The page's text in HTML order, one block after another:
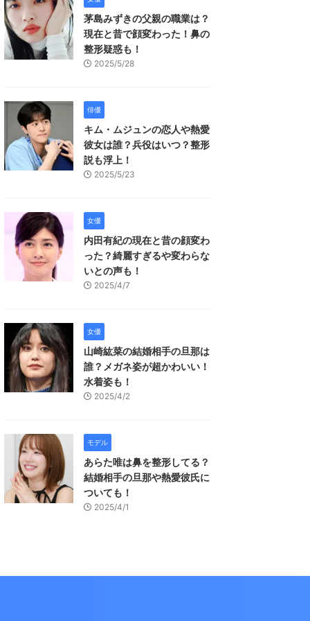
茅島みずきの父親の職業は？
現在と昔で顔変わった！鼻の
整形疑惑も！
2025/5/28
俳優
キム・ムジュンの恋人や熱愛
彼女は誰？兵役はいつ？整形
説も浮上！
2025/5/23
女優
内田有紀の現在と昔の顔変わ
った？綺麗すぎるや変わらな
いとの声も！
2025/4/7
女優
山崎紘菜の結婚相手の旦那は
誰？メガネ姿が超かわいい！
水着姿も！
2025/4/2
モデル
あらた唯は鼻を整形してる？
結婚相手の旦那や熱愛彼氏に
ついても！
2025/4/1